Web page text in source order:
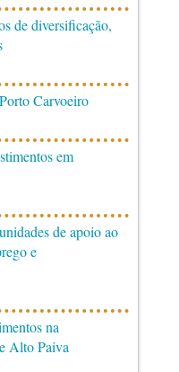
de diversificação,
Carvoeiro
em
de apoio ao
e
na
Alto Paiva